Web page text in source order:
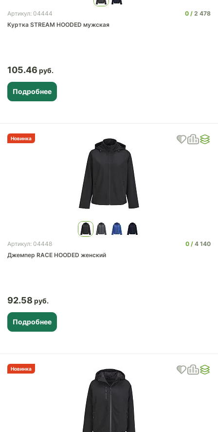
Артикул: 04444 0
2 478
Куртка STREAM HOODED мужская
105.46
Подробнее
Новинка
Артикул: 04448 0
4 140
Джемпер RACE HOODED женский
92.58
Подробнее
Новинка